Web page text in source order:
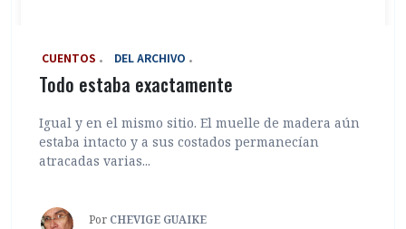
‎ CUENTOS DEL ARCHIVO
Todo estaba exactamente
Igual y en el mismo sitio. El muelle de madera aún
estaba intacto y a sus costados permanecían
atracadas varias...
Por CHEVIGE GUAIKE